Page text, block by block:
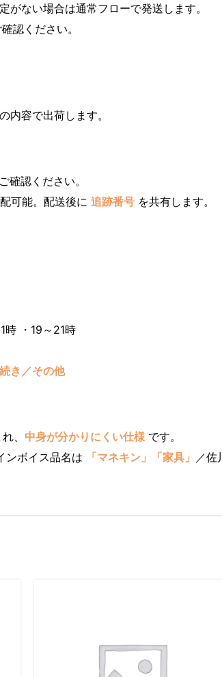
ない場合は通常フローで発送します。
認ください。
内容で出荷します。
確認ください。
可能。配送後に 追跡番号 を共有します。
時 ・19～21時
き／その他
、 中身が分かりにくい仕様 です。
ンボイス品名は 「マネキン」「家具」 ／佐